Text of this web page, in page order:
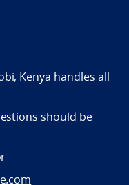
Kenya handles all
should be